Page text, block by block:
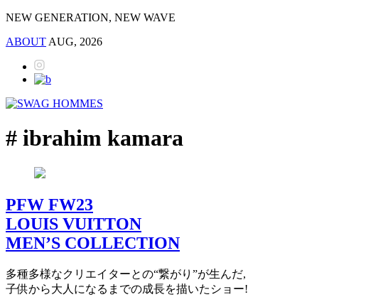
NEW GENERATION, NEW WAVE
ABOUT AUG, 2026
# ibrahim kamara
PFW FW23
LOUIS VUITTON
MEN’S COLLECTION
多種多様なクリエイターとの“繋がり”が生んだ,
子供から大人になるまでの成長を描いたショー!